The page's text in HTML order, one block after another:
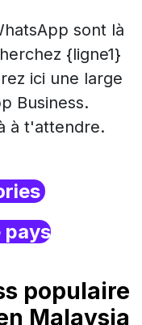
sont là
{ligne1}
ici une large
Business.
à t'attendre.
pays
populaire
Malaysia